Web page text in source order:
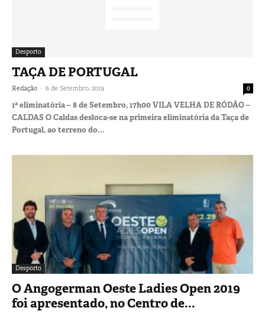
Desporto
TAÇA DE PORTUGAL
Redação - 6 de Setembro, 2019 0
1ª eliminatória – 8 de Setembro, 17h00 VILA VELHA DE RÓDÃO –
CALDAS O Caldas desloca-se na primeira eliminatória da Taça de
Portugal, ao terreno do...
Desporto
O Angogerman Oeste Ladies Open 2019
foi apresentado, no Centro de...